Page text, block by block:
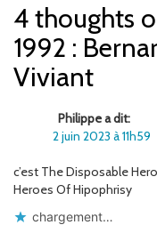
4 thoughts
1992 :
Viviant
Philippe a dit:
2 juin 2023 à 11h59
c’est The Disposable
Heroes Of Hipophrisy
chargement…